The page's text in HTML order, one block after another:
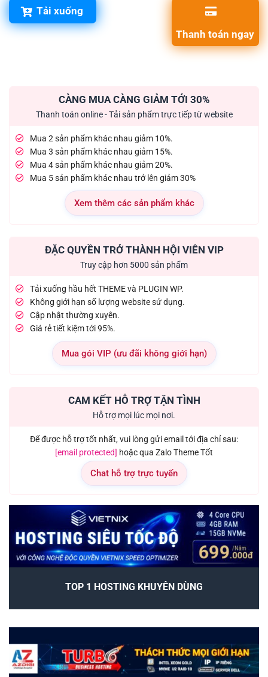
Tải xuống
Thanh toán ngay
CÀNG MUA CÀNG GIẢM TỚI 30%
Thanh toán online - Tải sản phẩm trực tiếp từ website
Mua 2 sản phẩm khác nhau giảm 10%.
Mua 3 sản phẩm khác nhau giảm 15%.
Mua 4 sản phẩm khác nhau giảm 20%.
Mua 5 sản phẩm khác nhau trở lên giảm 30%
Xem thêm các sản phẩm khác
ĐẶC QUYỀN TRỞ THÀNH HỘI VIÊN VIP
Truy cập hơn 5000 sản phẩm
Tải xuống hầu hết THEME và PLUGIN WP.
Không giới hạn số lượng website sử dụng.
Cập nhật thường xuyên.
Giá rẻ tiết kiệm tới 95%.
Mua gói VIP (ưu đãi không giới hạn)
CAM KẾT HỖ TRỢ TẬN TÌNH
Hỗ trợ mọi lúc mọi nơi.
Để được hỗ trợ tốt nhất, vui lòng gửi email tới địa chỉ sau:
[email protected] hoặc qua Zalo Theme Tốt
Chat hỗ trợ trực tuyến
TOP 1 HOSTING KHUYÊN DÙNG